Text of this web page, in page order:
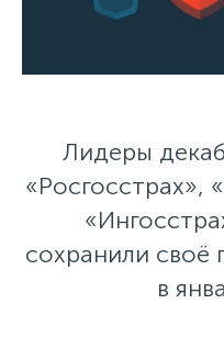
Лидеры
«Росгосстрах»,
сохранили своё
в